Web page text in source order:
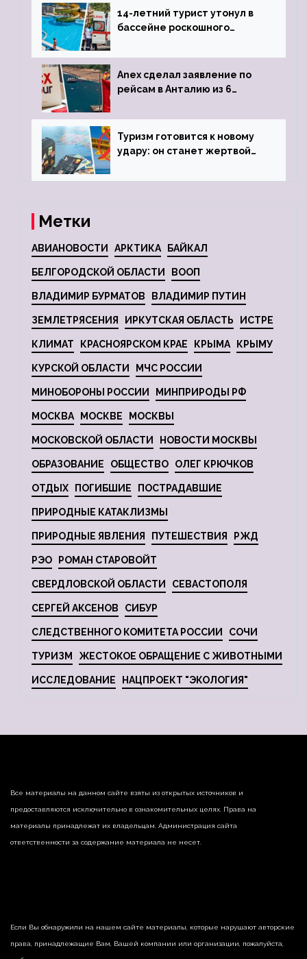
14-летний турист утонул в
бассейне роскошного
Anex сделал заявление по
рейсам в Анталию из 6
Туризм готовится к новому
удару: он станет жертвой
Метки
АВИАНОВОСТИ АРКТИКА БАЙКАЛ
БЕЛГОРОДСКОЙ ОБЛАСТИ ВООП
ВЛАДИМИР БУРМАТОВ ВЛАДИМИР ПУТИН
ЗЕМЛЕТРЯСЕНИЯ ИРКУТСКАЯ ОБЛАСТЬ ИСТРЕ
КЛИМАТ КРАСНОЯРСКОМ КРАЕ КРЫМА КРЫМУ
КУРСКОЙ ОБЛАСТИ МЧС РОССИИ
МИНОБОРОНЫ РОССИИ МИНПРИРОДЫ РФ
МОСКВА МОСКВЕ МОСКВЫ
МОСКОВСКОЙ ОБЛАСТИ НОВОСТИ МОСКВЫ
ОБРАЗОВАНИЕ ОБЩЕСТВО ОЛЕГ КРЮЧКОВ
ОТДЫХ ПОГИБШИЕ ПОСТРАДАВШИЕ
ПРИРОДНЫЕ КАТАКЛИЗМЫ
ПРИРОДНЫЕ ЯВЛЕНИЯ ПУТЕШЕСТВИЯ РЖД
РЭО РОМАН СТАРОВОЙТ
СВЕРДЛОВСКОЙ ОБЛАСТИ СЕВАСТОПОЛЯ
СЕРГЕЙ АКСЕНОВ СИБУР
СЛЕДСТВЕННОГО КОМИТЕТА РОССИИ СОЧИ
ТУРИЗМ ЖЕСТОКОЕ ОБРАЩЕНИЕ С ЖИВОТНЫМИ
ИССЛЕДОВАНИЕ НАЦПРОЕКТ "ЭКОЛОГИЯ"
Все материалы на данном сайте взяты из открытых источников и
предоставляются исключительно в ознакомительных целях. Права на
материалы принадлежат их владельцам. Администрация сайта
ответственности за содержание материала не несет.
Если Вы обнаружили на нашем сайте материалы, которые нарушают авторские
права, принадлежащие Вам, Вашей компании или организации, пожалуйста,